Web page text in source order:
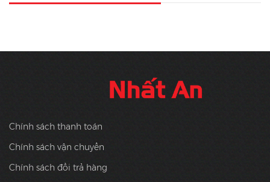
Chính sách thanh toán
Chính sách vận chuyển
Chính sách đổi trả hàng